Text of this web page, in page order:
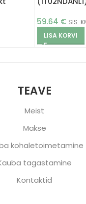
59.64 € SIS.
LISA KORVI
TEAVE
Meist
Makse
kohaletoimetamine
tagastamine
Kontaktid